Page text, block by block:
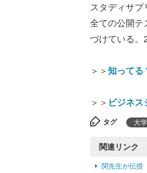
スタディサプ
全ての公開テ
づけている。
＞＞ 知ってる
＞＞ ビジネ
タグ 大
関連リンク
関先生が伝授